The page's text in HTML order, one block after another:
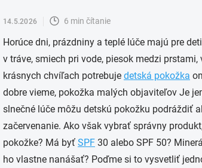
14.5.2026 6 min čítanie
Horúce dni, prázdniny a teplé lúče majú pre
v tráve, smiech pri vode, piesok medzi
krásnych chvíľach potrebuje detská pokožka
dobre vieme, pokožka malých objaviteľov Je
slnečné lúče môžu detskú pokožku podráždiť
začervenanie. Ako však vybrať správny
pokožke? Má byť SPF 30 alebo SPF 50?
ho vlastne nanášať? Poďme si to vysvetliť